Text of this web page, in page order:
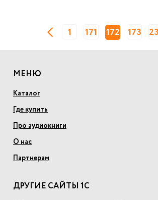
1 171 172 173
МЕНЮ
Каталог
Где купить
Про аудиокниги
О нас
Партнерам
ДРУГИЕ САЙТЫ 1С